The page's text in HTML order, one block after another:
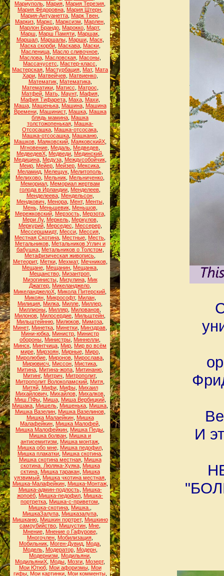
Мариуполь Мария Мария Терезия
Мария Фёдоровна Мария Штерн
Мария-Антуанетта Марк Твен
Маркиз Маркс Марксизм Марлен
Марлон Брандо Марокко Март,
Марш
Марш Памяти Маршак
Маршал, Маршалы, Марши, Маск,
Маска скорби, Маскава, Маски,
Масленица Масло сливочное
Маслова, Масловская, Масоны,
Массачусетс
Мастер-класс
Мастерская Мастурбация Мат, Мата
Хари, Матвейчев, Матвиенко,
Математик, Математика,
Математики, Матисс Матрос
Матфей, Мать, Маунт, Мафия,
Мафия Тифарета, Маха, Махи,
Маша, Машенька, Машина, Машина
Времени, Машинист, Машка, Машка
блядь мамина Машка
толстожопенькая, Машка-
Отсосашка Машка-отсосака
Машка-отсосашка Машканю
Машков, Маяковский, МаяковскийХ,
Мгновение Медаль Медведев
МедведевХ Медведи Мединский
Медицина, Медуза, Междусобойчик,
Меир Мейер Мейзер Мексика
Меламид, Мелещук, Мелитополь,
Мелихово Мельник Мельниченко
Мемориал, Мемориал жертвам
голода в Ирландии Менделеев
Менделеева, Мендельсон,
Мендкович
Менора, Мент, Менты,
Мень, Меньшевик, Меньшов,
Мережковский, Мерзость, Мерзота,
Мери Лу, Меркель, Меркулов,
Меркурий, Мерседес Мессерер,
Мессершмидт, Месси, Мессия,
Местная Скотина Местные Месть
Метальников, Метальников Углич и
бабушка, Метальников о Толстом
Метафизическая живопись
Метеорит, Метки, Мехмат, Мечников,
Мещане Мещанин Мещанка
Мещанство, Мизантроп,
Мизогинисты, Мизулина, Мик
Джаггер Микеланджело
МикеланджелоХ Микола Питерский
Микоян, Микрософт, Милан,
Милиция Милка Милле Миллер
Миллионы Милляр Милованов
Милонов Милосердие Мильштейн
Мильштейнню Милюков Мимоза
Минет, Минетка Минетки Минздрав
Мини-юбка Министр Министр
обороны Министры Миннелли
Минск Минтчица Мир Мир во всём
мире, Мирзоян, Мирные, Миро,
Миролюбие Миронов Мирослава
Мирювисч
Миссон Мистика
Митина Митина-жопа Митинаню
Митинг, Митрич Митрополит,
Митрополит Волоколамский Митя
Митяй, Мифи, Мифы, Михаил
Михайлович
Михайлов, Михалков,
Миш.ПФы, Миша, Миша Вербицкий,
Мишака Мишель Мишенька Мишка
Мишка Вазелин, Мишка Вазелинов,
Мишка Малаейкин, Мишка
Малафейкин Мишка Малофей
Мишка Малофейкин Мишка Педы
Мишка болван Мишка и
антисемитизм
Мишка монтаж
Мишка обо мне, Мишка педофил,
Мишка плакатки Мишка скотина
Мишка скотина местная, Мишка
скотина. Люляка-Хуяка, Мишка
сктина, Мишка таракан, Мишка
уязвимый Мишка чкотина местная
Мишка-Малафейкин, Мишка-Монтаж,
Мишка-админ-подлость, Мишка-
жопоёб Мишка-педофил Мишка-
портретка Мишка-с-приветом
Мишка-скотина Мишка.
МишкаЗалупа, Мишказалупа,
Мишканю, Мишкин портрет, Мишкино
самоубийство Мишустин Мне
Мнение, Мнение о Гафурове,
Многочлен Мобилизация
Мобильник Моген-Дувид Мода
Модель, Модератор, Модерн,
Модернизм
Модильяни
МодильяниХ Моды Мозги Мозерт,
Мои Ютюб, Мои афоризмы, Мои
гифы, Мои картинки, Мои комменты,
И